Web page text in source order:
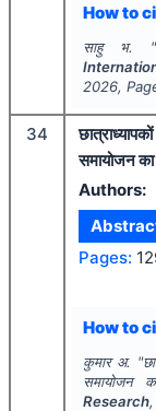
How to
साहु भ. "
2026,
34
समायोजन
Authors:
Pages:
How to
कुमार अ. "
समायोजन
Research,